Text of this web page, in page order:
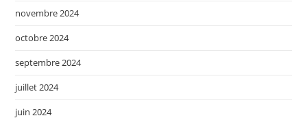
novembre 2024
octobre 2024
septembre 2024
juillet 2024
juin 2024